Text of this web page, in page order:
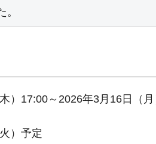
）17:00～2026年3月16日（
）予定